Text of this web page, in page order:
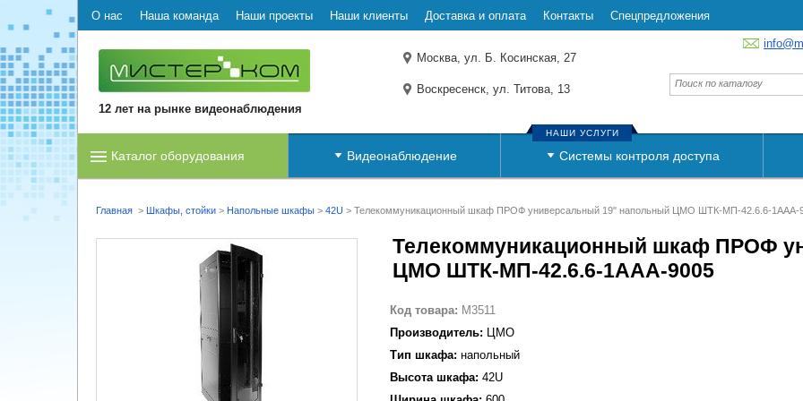
О нас Наша команда Наши проекты Наши клиенты Доставка и оплата Контакты Спецпредложения
12 лет на рынке видеонаблюдения
Москва, ул. Б. Косинская, 27
Воскресенск, ул. Титова, 13
Каталог оборудования Видеонаблюдение Системы контроля доступа
НАШИ УСЛУГИ
Главная > Шкафы, стойки > Напольные шкафы > 42U > Телекоммуникационный шкаф ПРОФ универсальный 19" напольный ЦМО ШТК-МП-42.6.6-1ААА-
Телекоммуникационный шкаф ПРОФ
ЦМО ШТК-МП-42.6.6-1ААА-9005
Код товара: M3511
Производитель: ЦМО
Тип шкафа: напольный
Высота шкафа: 42U